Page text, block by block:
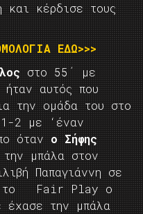
και κέρδισε τους
ΕΔΩ>>>
στο 55΄ με
ήταν αυτός που
την ομάδα του στο
2 με ‘έναν
όταν ο Σήφης
την μπάλα στον
Παπαγιάννη σε
το Fair Play ο
έχασε την μπάλα